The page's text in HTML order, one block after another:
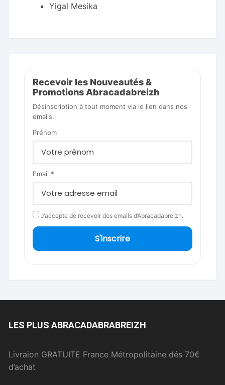
Yigal Mesika
Recevoir les Nouveautés &
Promotions Abracadabreizh
Désinscription à tout moment via le lien dans nos
emails.
Prénom
Email *
J’accepte de recevoir des emails d’Abracadabreizh.
S'inscrire
LES PLUS ABRACADABRABREIZH
Livraion GRATUITE France Métropolitaine dés 70€
d’achat